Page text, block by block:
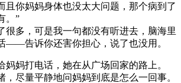
且你妈妈身体也没太大问题，那个病到了
。”
很多，可是我一句都没有听进去，脑海里
——告诉你还害你担心，说了也没用。
妈妈打电话，她在从广场回家的路上。
，尽量平静地问妈妈到底是怎么一回事。